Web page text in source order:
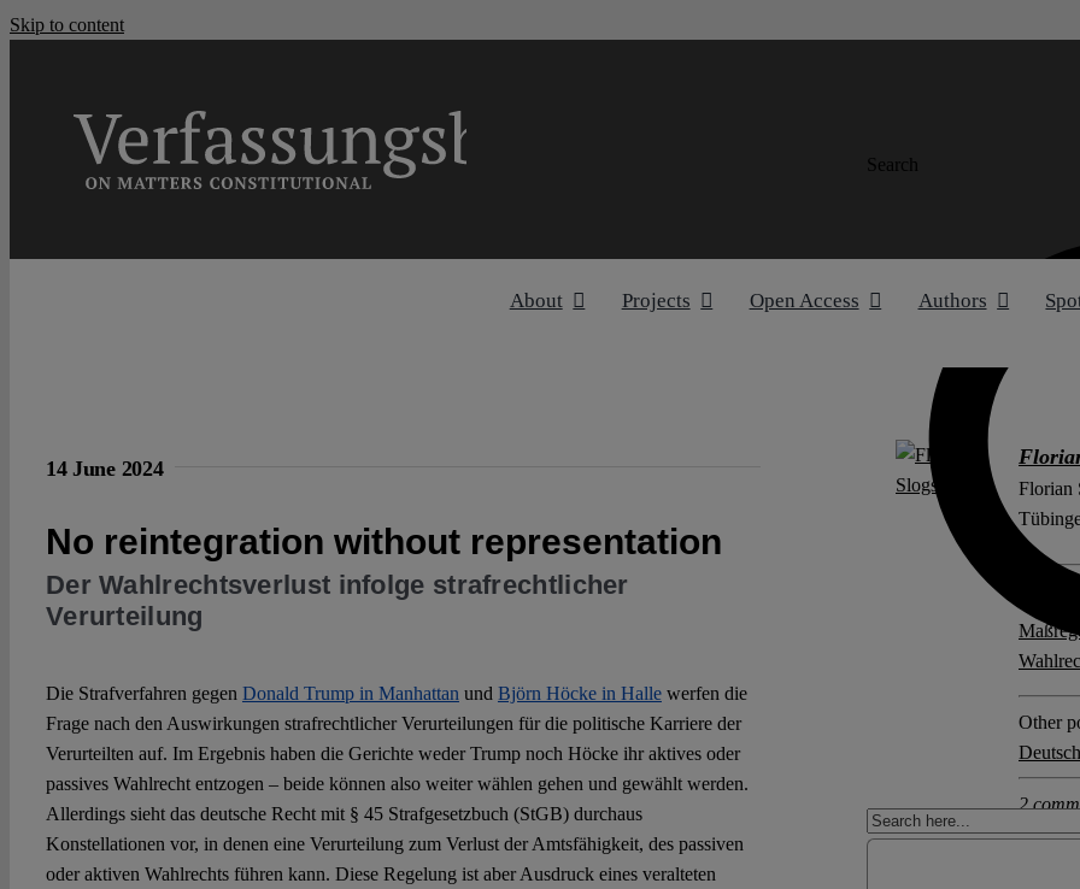
Skip to content
Search
About Projects Open Access Authors
14 June 2024
No reintegration without representation
Der Wahlrechtsverlust infolge strafrechtlicher
Verurteilung
Die Strafverfahren gegen Donald Trump in Manhattan und Björn Höcke in Hallewerfen die
Frage nach den Auswirkungen strafrechtlicher Verurteilungen für die politische Karriere der
Verurteilten auf. Im Ergebnis haben die Gerichte weder Trump noch Höcke ihr aktives oder
passives Wahlrecht entzogen – beide können also weiter wählen gehen und gewählt werden.
Allerdings sieht das deutsche Recht mit § 45 Strafgesetzbuch (StGB) durchaus
Konstellationen vor, in denen eine Verurteilung zum Verlust der Amtsfähigkeit, des passiven
oder aktiven Wahlrechts führen kann. Diese Regelung ist aber Ausdruck eines veralteten
Florian
Maßregel
Other
2